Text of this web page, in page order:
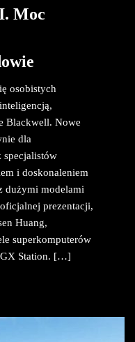
Moc
osobistych
Blackwell. Nowe
dla
specjalistów
i doskonaleniem
dużymi modelami
prezentacji,
Huang,
superkomputerów
Station. […]